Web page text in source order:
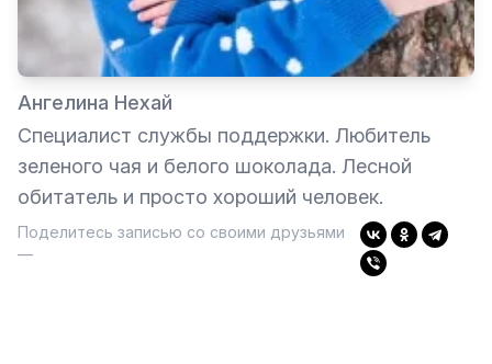
Ангелина Нехай
Специалист службы поддержки. Любитель
зеленого чая и белого шоколада. Лесной
обитатель и просто хороший человек.
Поделитесь записью со своими друзьями
—